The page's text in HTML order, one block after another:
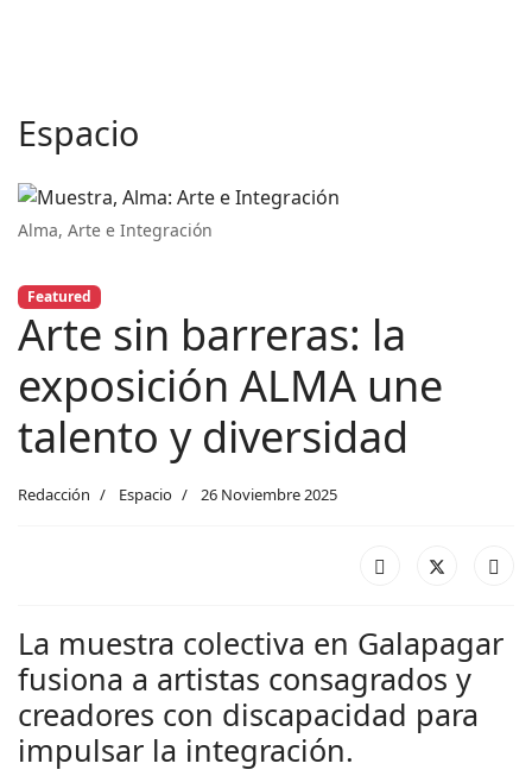
Espacio
Alma, Arte e Integración
Featured
Arte sin barreras: la
exposición ALMA une
talento y diversidad
Redacción Espacio 26 Noviembre 2025
La muestra colectiva en Galapagar
fusiona a artistas consagrados y
creadores con discapacidad para
impulsar la integración.